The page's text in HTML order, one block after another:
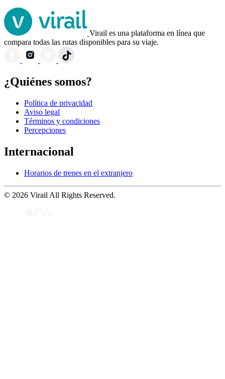
Virail es una plataforma en línea que
compara todas las rutas disponibles para su viaje.
¿Quiénes somos?
Política de privacidad
Aviso legal
Términos y condiciones
Percepciones
Internacional
Horarios de trenes en el extranjero
© 2026 Virail All Rights Reserved.